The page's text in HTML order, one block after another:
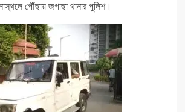
পৌঁছায় জগাছা থানার পুলিশ।